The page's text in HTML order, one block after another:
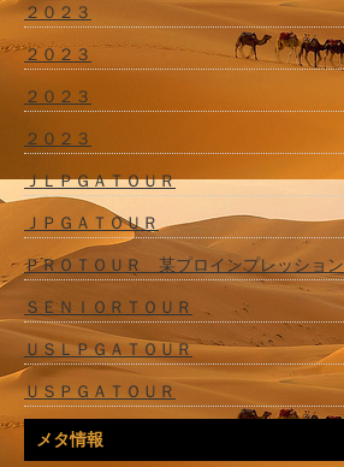
２０２３
２０２３
２０２３
２０２３
ＪＬＰＧＡＴＯＵＲ
ＪＰＧＡＴＯＵＲ
ＰＲＯＴＯＵＲ 某プロインプレッション
ＳＥＮＩＯＲＴＯＵＲ
ＵＳＬＰＧＡＴＯＵＲ
ＵＳＰＧＡＴＯＵＲ
メタ情報